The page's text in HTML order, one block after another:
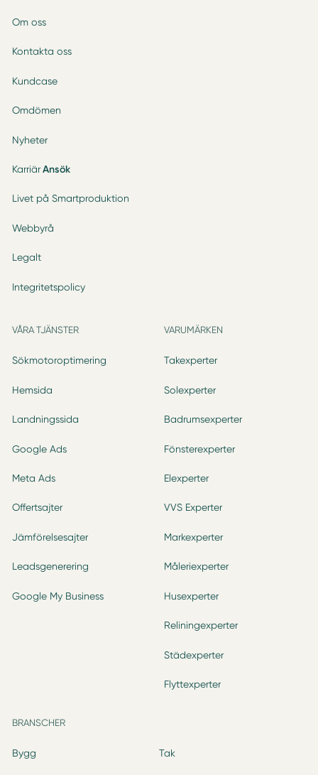
Om oss
Kontakta oss
Kundcase
Omdömen
Nyheter
Karriär Ansök
Livet på Smartproduktion
Webbyrå
Legalt
Integritetspolicy
VÅRA TJÄNSTER
Sökmotoroptimering
Hemsida
Landningssida
Google Ads
Meta Ads
Offertsajter
Jämförelsesajter
Leadsgenerering
Google My Business
VARUMÄRKEN
Takexperter
Solexperter
Badrumsexperter
Fönsterexperter
Elexperter
VVS Experter
Markexperter
Måleriexperter
Husexperter
Reliningexperter
Städexperter
Flyttexperter
BRANSCHER
Bygg Tak